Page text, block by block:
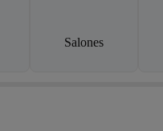
Salones